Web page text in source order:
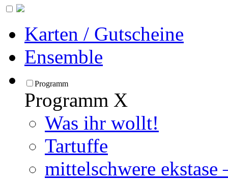
Karten / Gutscheine
Ensemble
Programm
Programm X
Was ihr wollt!
Tartuffe
mittelschwere ekstase